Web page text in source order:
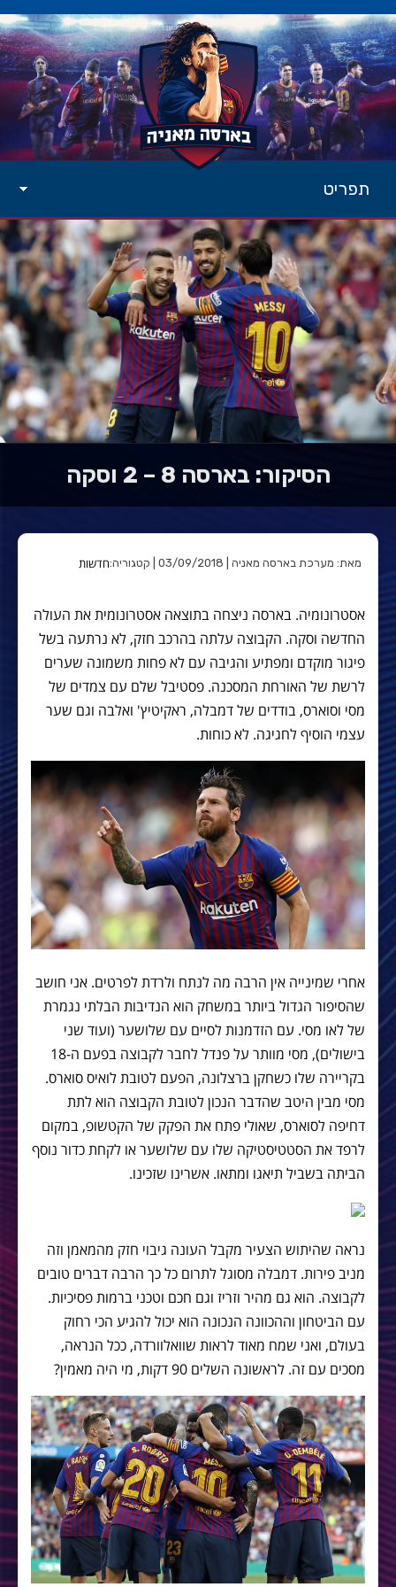
תפריט
הסיקור: בארסה 8 – 2 וסקה
מאת: מערכת בארסה מאניה | 03/09/2018 | קטגוריה: חדשות
אסטרונומיה. בארסה ניצחה בתוצאה אסטרונומית את העולה
החדשה וסקה. הקבוצה עלתה בהרכב חזק, לא נרתעה בשל
פיגור מוקדם ומפתיע והגיבה עם לא פחות משמונה שערים
לרשת של האורחת המסכנה. פסטיבל שלם עם צמדים של
מסי וסוארס, בודדים של דמבלה, ראקיטיץ' ואלבה וגם שער
עצמי הוסיף לחגיגה. לא כוחות.
אחרי שמינייה אין הרבה מה לנתח ולרדת לפרטים. אני חושב
שהסיפור הגדול ביותר במשחק הוא הנדיבות הבלתי נגמרת
של לאו מסי. עם הזדמנות לסיים עם שלושער (ועוד שני
בישולים), מסי מוותר על פנדל לחבר לקבוצה בפעם ה-18
בקריירה שלו כשחקן ברצלונה, הפעם לטובת לואיס סוארס.
מסי מבין היטב שהדבר הנכון לטובת הקבוצה הוא לתת
דחיפה לסוארס, שאולי פתח את הפקק של הקטשופ, במקום
לרפד את הסטטיסטיקה שלו עם שלושער או לקחת כדור נוסף
הביתה בשביל תיאגו ומתאו. אשרינו שזכינו.
נראה שהיתוש הצעיר מקבל העונה גיבוי חזק מהמאמן וזה
מניב פירות. דמבלה מסוגל לתרום כל כך הרבה דברים טובים
לקבוצה. הוא גם מהיר וזריז וגם חכם וטכני ברמות פסיכיות.
עם הביטחון וההכוונה הנכונה הוא יכול להגיע הכי רחוק
בעולם, ואני שמח מאוד לראות שוואלוורדה, ככל הנראה,
מסכים עם זה. לראשונה השלים 90 דקות, מי היה מאמין?